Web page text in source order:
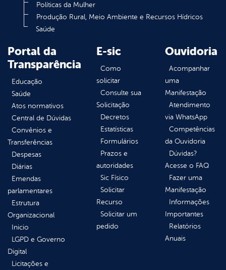
Políticas da Mulher
Produção Rural, Meio Ambiente e Recursos Hídricos
Saúde
Portal da
Transparência
Educação
Saúde
Atos normativos
Central de Dúvidas
Convênios e
Transferências
Despesas
Diárias
Emendas
parlamentares
Estrutura
Organizacional
Inicio
LGPD e Governo
Digital
Licitações e
E-sic
Como
solicitar
Consulte sua
Solicitação
Decretos
Estatísticas
Formulários
Prazos e
autoridades
Sic Físico
Solicitar
Recurso
Solicitar um
pedido
Ouvidoria
Acompanhar
uma
Manifestação
Atendimento
via WhatsApp
Competências
da Ouvidoria
Dúvidas?
Acesse o FAQ
Fazer uma
Manifestação
Informações
Importantes
Relatórios
Anuais